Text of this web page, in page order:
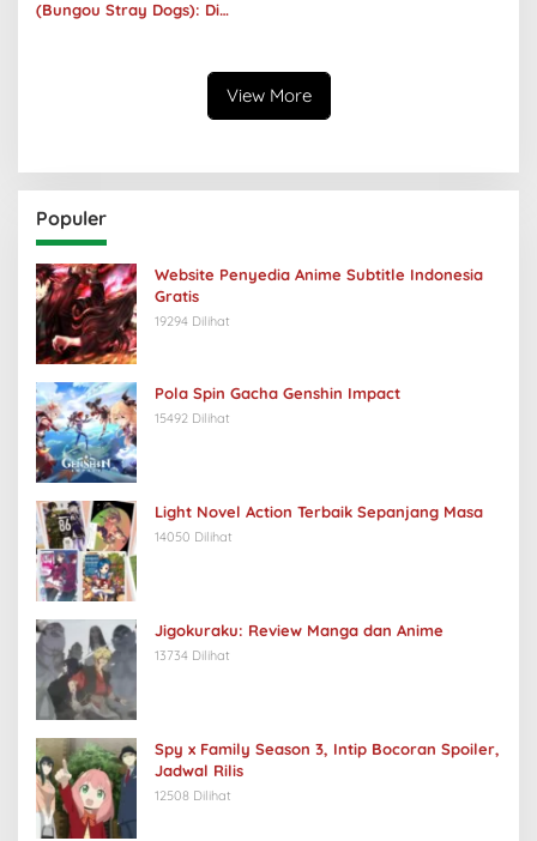
(Bungou Stray Dogs): Di
View More
Populer
Website Penyedia Anime Subtitle Indonesia
Gratis
19294 Dilihat
Pola Spin Gacha Genshin Impact
15492 Dilihat
Light Novel Action Terbaik Sepanjang Masa
14050 Dilihat
Jigokuraku: Review Manga dan Anime
13734 Dilihat
Spy x Family Season 3, Intip Bocoran Spoiler,
Jadwal Rilis
12508 Dilihat